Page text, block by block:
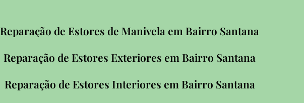
Reparação de Estores de Manivela em Bairro Santana
Reparação de Estores Exteriores em Bairro Santana
Reparação de Estores Interiores em Bairro Santana